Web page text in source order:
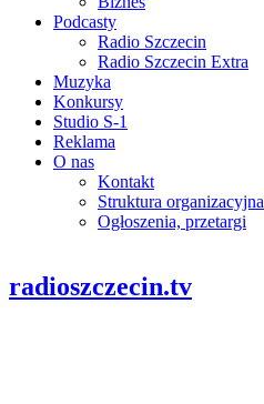
Podcasty
Radio Szczecin
Radio Szczecin Extra
Muzyka
Konkursy
Studio S-1
Reklama
O nas
Kontakt
Struktura organizacyjna
Ogłoszenia, przetargi
radioszczecin.tv